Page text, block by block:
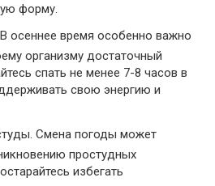
форму.
осеннее время особенно важно
организму достаточный
спать не менее 7-8 часов в
свою энергию и
Смена погоды может
простудных
избегать